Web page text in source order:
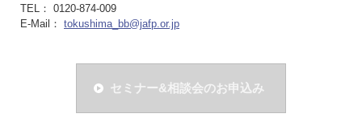
TEL： 0120-874-009
E-Mail： tokushima_bb@jafp.or.jp
セミナー&相談会のお申込み